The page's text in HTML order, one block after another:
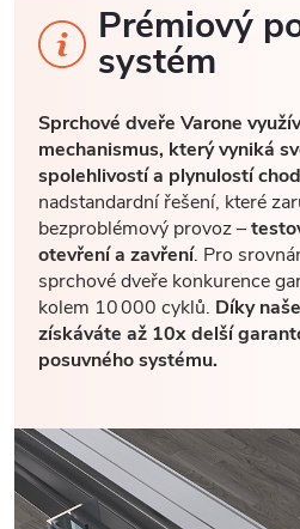
Prémiový
systém
Sprchové dveře Varone
mechanismus, který vyniká
spolehlivostí a plynulostí
nadstandardní řešení, které
bezproblémový provoz –
otevření a zavření. Pro
sprchové dveře konkurence
kolem 10 000 cyklů. Díky
získáváte až 10x delší
posuvného systému.